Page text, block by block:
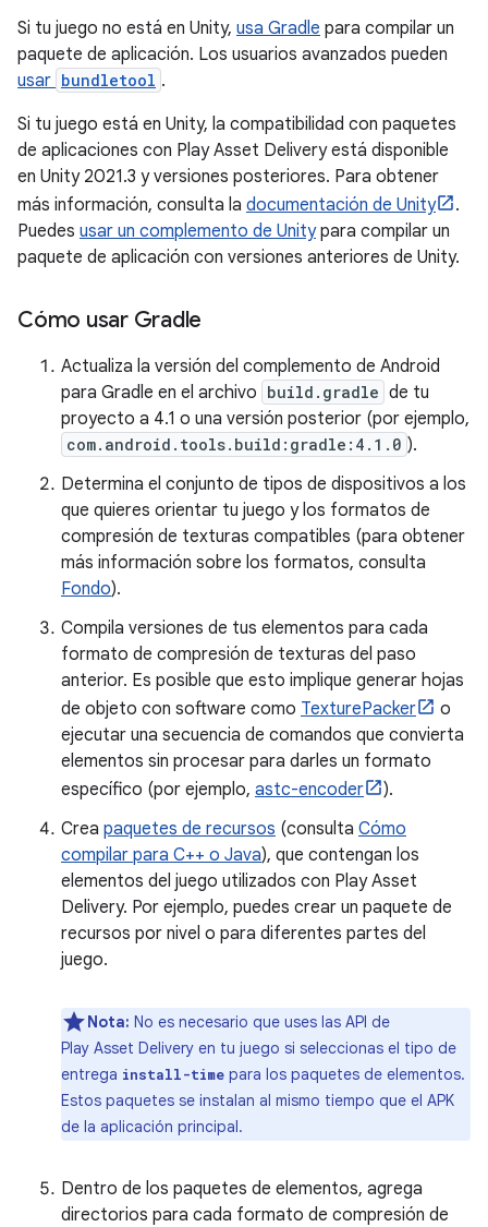
Si tu juego no está en Unity, usa Gradle para compilar un
paquete de aplicación. Los usuarios avanzados pueden
usar bundletool .
Si tu juego está en Unity, la compatibilidad con paquetes
de aplicaciones con Play Asset Delivery está disponible
en Unity 2021.3 y versiones posteriores. Para obtener
más información, consulta la documentación de Unity
.
Puedes usar un complemento de Unitypara compilar un
paquete de aplicación con versiones anteriores de Unity.
Cómo usar Gradle
Actualiza la versión del complemento de Android
para Gradle en el archivo build.gradle de tu
proyecto a 4.1 o una versión posterior (por ejemplo,
com.android.tools.build:gradle:4.1.0 ).
Determina el conjunto de tipos de dispositivos a los
que quieres orientar tu juego y los formatos de
compresión de texturas compatibles (para obtener
más información sobre los formatos, consulta
Fondo).
Compila versiones de tus elementos para cada
formato de compresión de texturas del paso
anterior. Es posible que esto implique generar hojas
de objeto con software como TexturePacker
o
ejecutar una secuencia de comandos que convierta
elementos sin procesar para darles un formato
específico (por ejemplo, astc-encoder
).
Crea paquetes de recursos (consulta Cómo
compilar para C++ o Java), que contengan los
elementos del juego utilizados con Play Asset
Delivery. Por ejemplo, puedes crear un paquete de
recursos por nivel o para diferentes partes del
juego.
Nota: No es necesario que uses las API de
Play Asset Delivery en tu juego si seleccionas el tipo de
entrega install-time para los paquetes de elementos.
Estos paquetes se instalan al mismo tiempo que el APK
de la aplicación principal.
Dentro de los paquetes de elementos, agrega
directorios para cada formato de compresión de